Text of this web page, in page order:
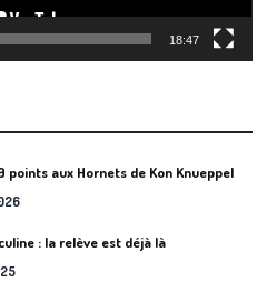
18:47
points aux Hornets de Kon Knueppel
: la relève est déjà là